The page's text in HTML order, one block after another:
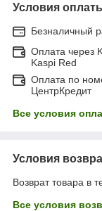
Условия
Безналичный
Оплата через
Kaspi Red
Оплата по
ЦентрКредит
Все условия
Условия
Возврат товара в
Все условия